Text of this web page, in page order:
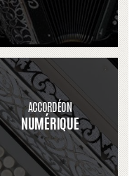
ACCORDÉON
NUMÉRIQUE